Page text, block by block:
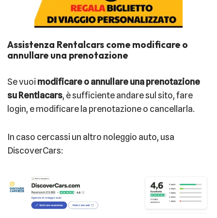
Assistenza Rentalcars come modificare o
annullare una prenotazione
Se vuoi modificare o annullare una prenotazione
su Rentlacars, è sufficiente andare sul sito, fare
login, e modificare la prenotazione o cancellarla.
In caso cercassi un altro noleggio auto, usa
DiscoverCars: